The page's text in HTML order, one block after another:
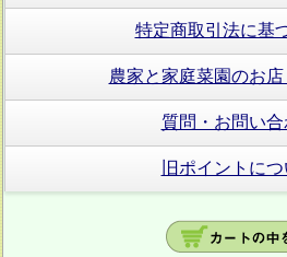
特定商取引法に基
農家と家庭菜園のお
質問・お問い合
旧ポイントに